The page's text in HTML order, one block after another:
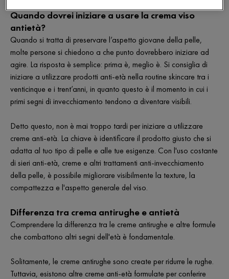
Quando dovrei iniziare a usare la crema viso
antietà?
Quando si tratta di preservare l’aspetto giovane della pelle,
molte persone si chiedono a che punto dovrebbero iniziare ad
agire. La risposta è semplice: prima è, meglio è. Si consiglia di
iniziare a utilizzare prodotti anti-età nella routine skincare tra i
venticinque e i trent’anni, in quanto questo è il momento in cui i
primi segni di invecchiamento tendono a diventare visibili.
Detto questo, non è mai troppo tardi per iniziare a utilizzare
creme anti-età. La chiave è identificare il prodotto giusto che si
adatta al tuo tipo di pelle e alle tue esigenze. Con l'uso costante
di sieri anti-età, creme e altri trattamenti anti-invecchiamento
della pelle, è possibile migliorare visibilmente la texture, la
compattezza e l'aspetto generale del viso.
Differenza tra crema antirughe e antietà
Comprendere la differenza tra le creme antirughe e altre formule
che combattono altri segni dell'età è fondamentale.
Solitamente, le creme antirughe sono create per ridurre le rughe.
Tuttavia, esistono altre creme anti-età formulate per conferire